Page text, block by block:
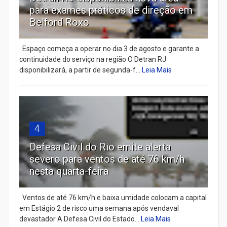
para exames práticos de direção em
Belford Roxo
Espaço começa a operar no dia 3 de agosto e garante a
continuidade do serviço na região O Detran RJ
disponibilizará, a partir de segunda-f... Leia Mais
4
Defesa Civil do Rio emite alerta
severo para ventos de até 76 km/h
nesta quarta-feira
Ventos de até 76 km/h e baixa umidade colocam a capital
em Estágio 2 de risco uma semana após vendaval
devastador A Defesa Civil do Estado... Leia Mais